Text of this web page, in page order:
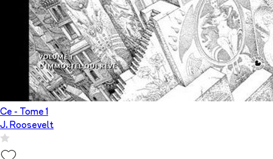
Ce - Tome 1
J. Roosevelt